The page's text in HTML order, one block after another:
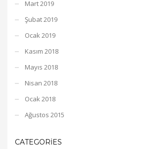
Mart 2019
Şubat 2019
Ocak 2019
Kasım 2018
Mayıs 2018
Nisan 2018
Ocak 2018
Ağustos 2015
CATEGORIES